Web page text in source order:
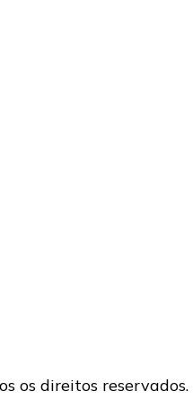
os direitos reservados.